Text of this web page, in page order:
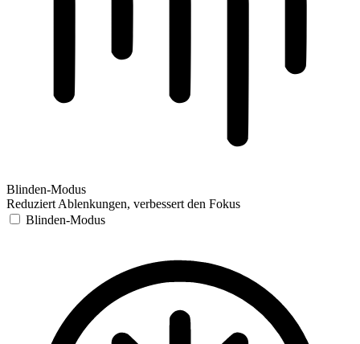
Blinden-Modus
Reduziert Ablenkungen, verbessert den Fokus
Blinden-Modus